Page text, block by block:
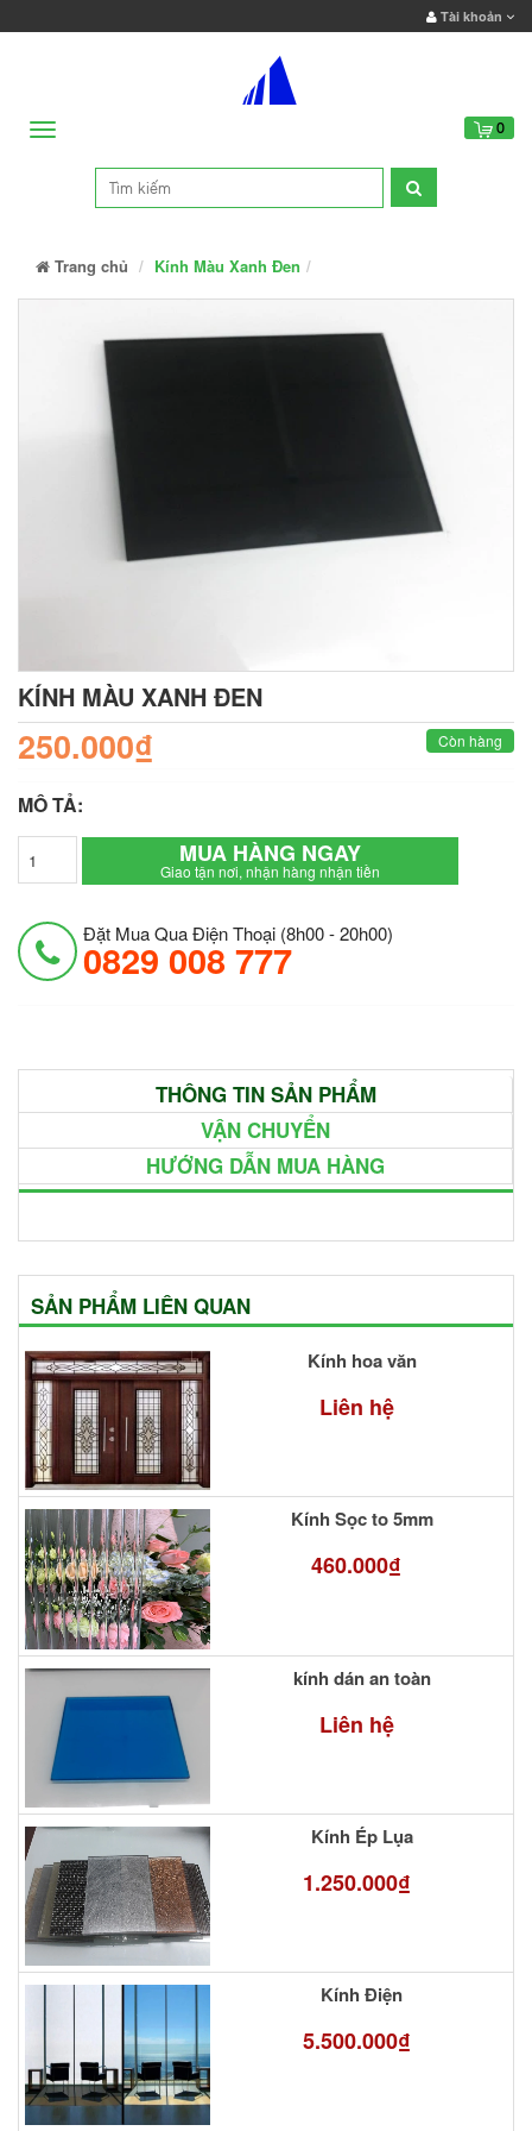
Tài khoản
Menu 0
Trang chủ Kính Màu Xanh Đen
KÍNH MÀU XANH ĐEN
250.000₫ Còn hàng
MÔ TẢ:
MUA HÀNG NGAY
Giao tận nơi, nhận hàng nhận tiền
Đặt Mua Qua Điện Thoại (8h00 - 20h00)
0829 008 777
THÔNG TIN SẢN PHẨM
VẬN CHUYỂN
HƯỚNG DẪN MUA HÀNG
SẢN PHẨM LIÊN QUAN
Kính hoa văn
Liên hệ
Kính Sọc to 5mm
460.000₫
kính dán an toàn
Liên hệ
Kính Ép Lụa
1.250.000₫
Kính Điện
5.500.000₫